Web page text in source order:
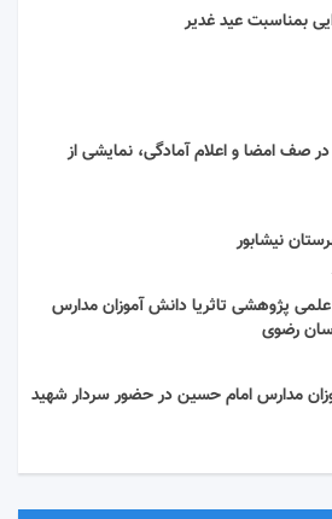
بمناسبت عید غدیر
صف امضا و اعلام آمادگی، نمایشی از
نیشابور
علمی پژوهشی تاثریا دانش آموزان مدارس
رضوی
مدارس امام حسین در حضور سردار شهید